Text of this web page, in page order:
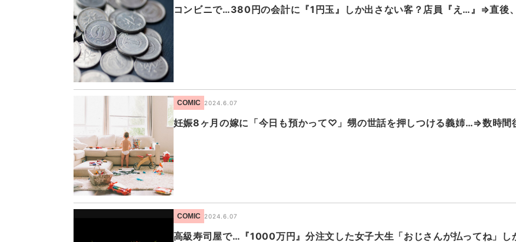
コンビニで…380円の会計に『1円玉』しか出さない客？店員『え…』⇒直後
COMIC 2024.6.07
妊娠8ヶ月の嫁に「今日も預かって♡」甥の世話を押しつける義姉…⇒数時間
COMIC 2024.6.07
高級寿司屋で…『1000万円』分注文した女子大生「おじさんが払ってね」